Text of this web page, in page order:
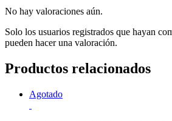
No hay valoraciones aún.
Solo los usuarios registrados que hayan
pueden hacer una valoración.
Productos relacionados
Agotado